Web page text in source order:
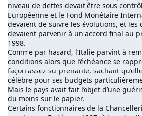
niveau de dettes devait être sous
Européenne et le Fond Monétaire
devaient de suivre les évolutions, et les
devaient parvenir à un accord final au
1998.
Comme par hasard, l’Italie parvint à
conditions alors que l’échéance se
façon assez surprenante, sachant
célèbre pour ses budgets
Mais le pays avait fait l’objet d’une
du moins sur le papier.
Certains fonctionnaires de la